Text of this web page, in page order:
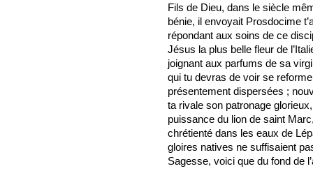
Fils de Dieu, dans le siècle
bénie, il envoyait Prosdocime
répondant aux soins de ce
Jésus la plus belle fleur de
joignant aux parfums de sa
qui tu devras de voir se
présentement dispersées ;
ta rivale son patronage
puissance du lion de saint
chrétienté dans les eaux de
gloires natives ne suffisaient
Sagesse, voici que du fond de